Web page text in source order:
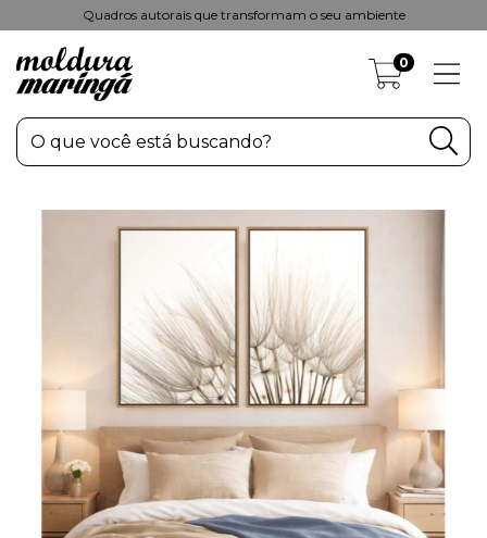
Quadros autorais que transformam o seu ambiente
0